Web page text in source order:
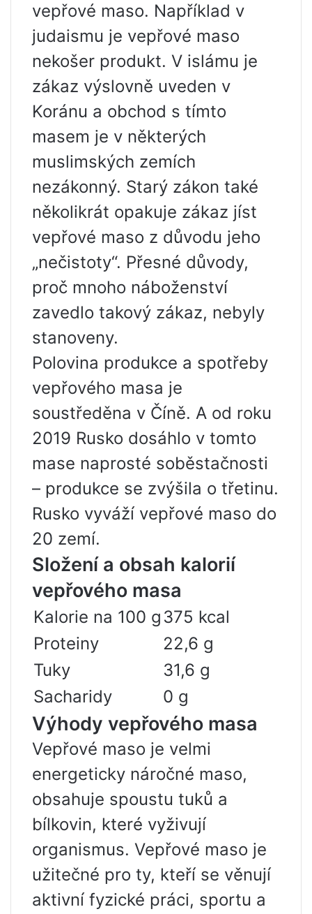
vepřové maso. Například v
judaismu je vepřové maso
nekošer produkt. V islámu je
zákaz výslovně uveden v
Koránu a obchod s tímto
masem je v některých
muslimských zemích
nezákonný. Starý zákon také
několikrát opakuje zákaz jíst
vepřové maso z důvodu jeho
„nečistoty“. Přesné důvody,
proč mnoho náboženství
zavedlo takový zákaz, nebyly
stanoveny.
Polovina produkce a spotřeby
vepřového masa je
soustředěna v Číně. A od roku
2019 Rusko dosáhlo v tomto
mase naprosté soběstačnosti
– produkce se zvýšila o třetinu.
Rusko vyváží vepřové maso do
20 zemí.
Složení a obsah kalorií
vepřového masa
Kalorie na 100 g 375 kcal
Proteiny
22,6 g
Tuky
31,6 g
Sacharidy
0 g
Výhody vepřového masa
Vepřové maso je velmi
energeticky náročné maso,
obsahuje spoustu tuků a
bílkovin, které vyživují
organismus. Vepřové maso je
užitečné pro ty, kteří se věnují
aktivní fyzické práci, sportu a